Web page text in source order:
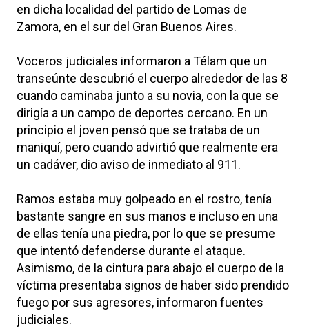
en dicha localidad del partido de Lomas de
Zamora, en el sur del Gran Buenos Aires.
Voceros judiciales informaron a Télam que un
transeúnte descubrió el cuerpo alrededor de las 8
cuando caminaba junto a su novia, con la que se
dirigía a un campo de deportes cercano. En un
principio el joven pensó que se trataba de un
maniquí, pero cuando advirtió que realmente era
un cadáver, dio aviso de inmediato al 911.
Ramos estaba muy golpeado en el rostro, tenía
bastante sangre en sus manos e incluso en una
de ellas tenía una piedra, por lo que se presume
que intentó defenderse durante el ataque.
Asimismo, de la cintura para abajo el cuerpo de la
víctima presentaba signos de haber sido prendido
fuego por sus agresores, informaron fuentes
judiciales.